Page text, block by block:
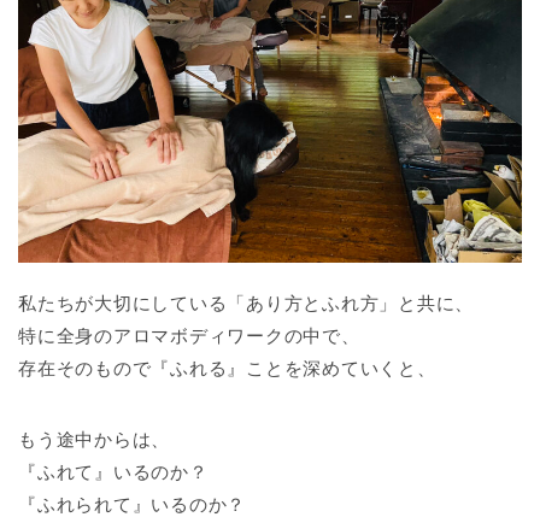
私たちが大切にしている「あり方とふれ方」と共に、
特に全身のアロマボディワークの中で、
存在そのもので『ふれる』ことを深めていくと、
もう途中からは、
『ふれて』いるのか？
『ふれられて』いるのか？